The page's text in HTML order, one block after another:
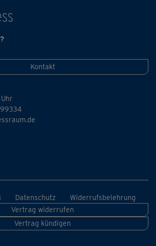
Kontakt
Datenschutz
Widerrufsbelehrung
Vertrag widerrufen
Vertrag kündigen